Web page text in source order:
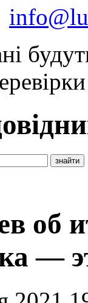
об
—